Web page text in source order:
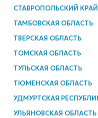
СТАВРОПОЛЬСКИЙ КРАЙ
ТАМБОВСКАЯ ОБЛАСТЬ
ТВЕРСКАЯ ОБЛАСТЬ
ТОМСКАЯ ОБЛАСТЬ
ТУЛЬСКАЯ ОБЛАСТЬ
ТЮМЕНСКАЯ ОБЛАСТЬ
УДМУРТСКАЯ
УЛЬЯНОВСКАЯ ОБЛАСТЬ